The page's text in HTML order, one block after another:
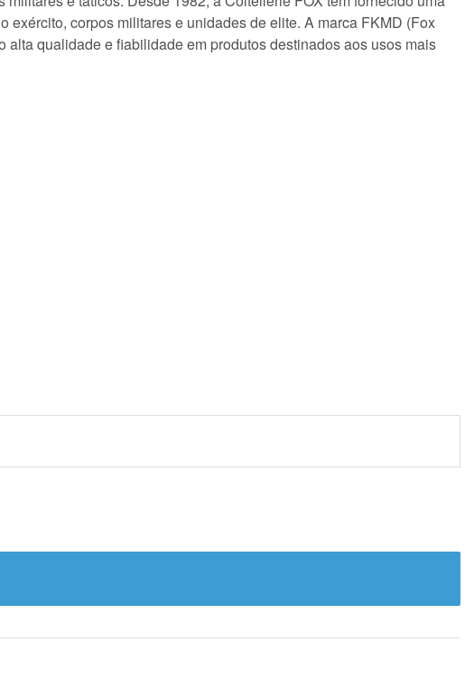
corpos militares e unidades de elite. A marca FKMD (Fox
qualidade e fiabilidade em produtos destinados aos usos mais